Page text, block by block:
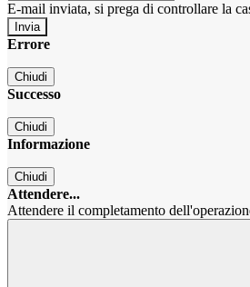
E-mail inviata, si prega di controllare la
Errore
Chiudi
Successo
Chiudi
Informazione
Chiudi
Attendere...
Attendere il completamento